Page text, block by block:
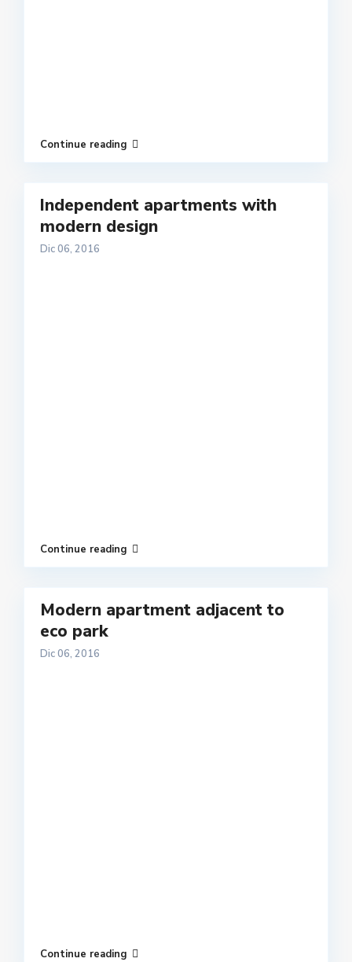
Continue reading
Independent apartments with
modern design
Dic 06, 2016
Continue reading
Modern apartment adjacent to
eco park
Dic 06, 2016
Continue reading